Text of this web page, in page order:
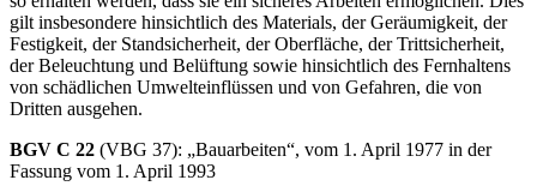
(1) Arbeitsplätze müssen ... so eingerichtet und beschaffen sein und
so erhalten werden, dass sie ein sicheres Arbeiten ermöglichen. Dies
gilt insbesondere hinsichtlich des Materials, der Geräumigkeit, der
Festigkeit, der Standsicherheit, der Oberfläche, der Trittsicherheit,
der Beleuchtung und Belüftung sowie hinsichtlich des Fernhaltens
Dritten ausgehen.